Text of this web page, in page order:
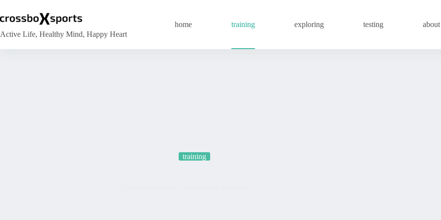
springen
Active Life, Healthy Mind, Happy Heart
home training exploring testing about
training